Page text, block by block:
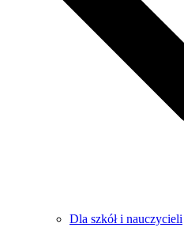
Dla szkół i nauczycieli